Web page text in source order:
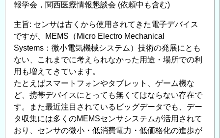
報学会，関西医療情報懇談会 (依頼中も含む)
主旨: センサは古くから使用されてきた電子デバイス
ですが、MEMS（Micro Electro Mechanical
Systems：微小電気機械システム）技術の発展にとも
ない、これまでに考えられなかった用途・場所での利
用も増えてきています。
たとえばスマートフォンやタブレット、ゲーム機な
ど、携帯デバイスにとっても無くてはならない存在で
す。また最近注目されているビッグデータでも、デー
タ収集には多くのMEMSセンサシステムが活用されて
おり、センサの微小・低消費電力・低価格化の進歩が